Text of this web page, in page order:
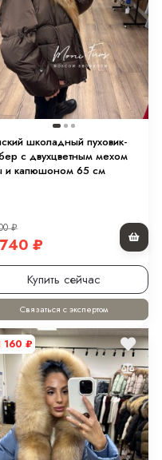
школадный пуховик-
с двухцветным мехом
и капюшоном 65 см
₽
₽
Купить сейчас
Связаться с экспертом
160 ₽